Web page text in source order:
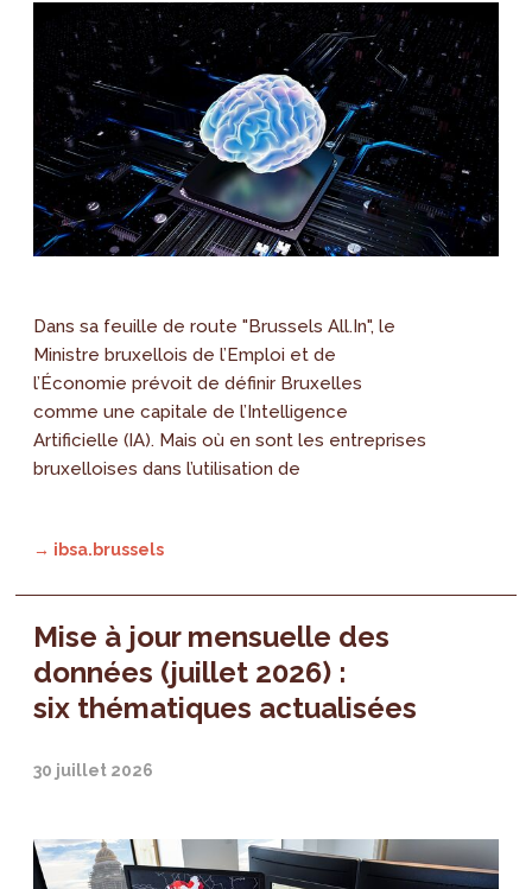
Dans sa feuille de route "Brussels All.In", le
Ministre bruxellois de l’Emploi et de
l’Économie prévoit de définir Bruxelles
comme une capitale de l’Intelligence
Artificielle (IA). Mais où en sont les entreprises
bruxelloises dans l’utilisation de
→ ibsa.brussels
Mise à jour mensuelle des
données (juillet 2026) :
six thématiques actualisées
30 juillet 2026